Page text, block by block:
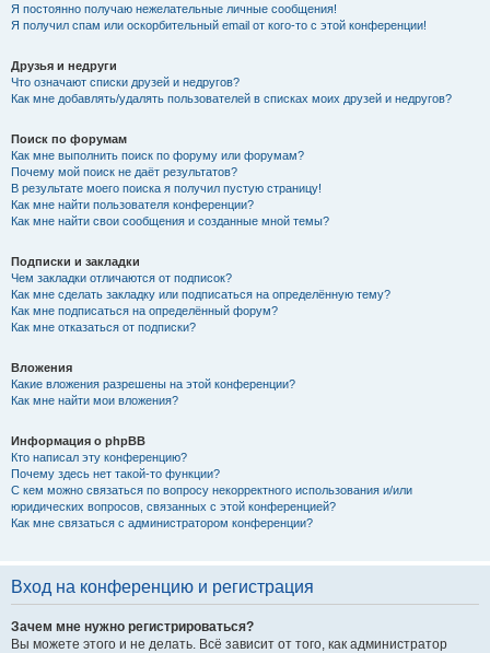
Я постоянно получаю нежелательные личные сообщения!
Я получил спам или оскорбительный email от кого-то с этой конференции!
Друзья и недруги
Что означают списки друзей и недругов?
Как мне добавлять/удалять пользователей в списках моих друзей и недругов?
Поиск по форумам
Как мне выполнить поиск по форуму или форумам?
Почему мой поиск не даёт результатов?
В результате моего поиска я получил пустую страницу!
Как мне найти пользователя конференции?
Как мне найти свои сообщения и созданные мной темы?
Подписки и закладки
Чем закладки отличаются от подписок?
Как мне сделать закладку или подписаться на определённую тему?
Как мне подписаться на определённый форум?
Как мне отказаться от подписки?
Вложения
Какие вложения разрешены на этой конференции?
Как мне найти мои вложения?
Информация о phpBB
Кто написал эту конференцию?
Почему здесь нет такой-то функции?
С кем можно связаться по вопросу некорректного использования и/или
юридических вопросов, связанных с этой конференцией?
Как мне связаться с администратором конференции?
Вход на конференцию и регистрация
Зачем мне нужно регистрироваться?
Вы можете этого и не делать. Всё зависит от того, как администратор